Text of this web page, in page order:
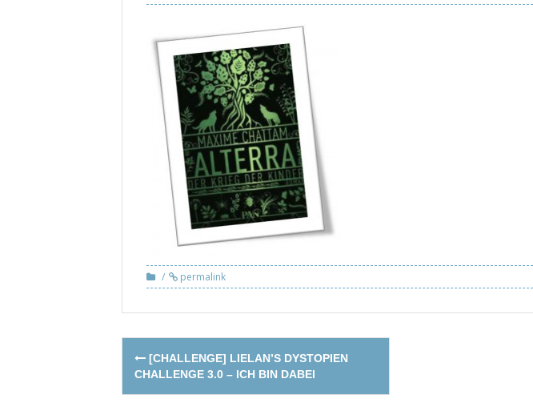
permalink
Post
navigation
[CHALLENGE] LIELAN’S DYSTOPIEN
CHALLENGE 3.0 – ICH BIN DABEI